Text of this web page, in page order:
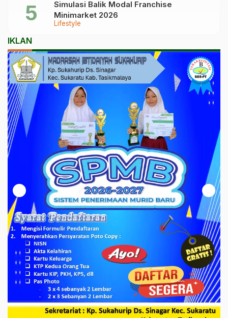
Lifestyle
Simulasi Balik Modal Franchise
Minimarket 2026
IKLAN